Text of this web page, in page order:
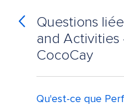
Questions
and
CocoCay
Qu'est-ce que